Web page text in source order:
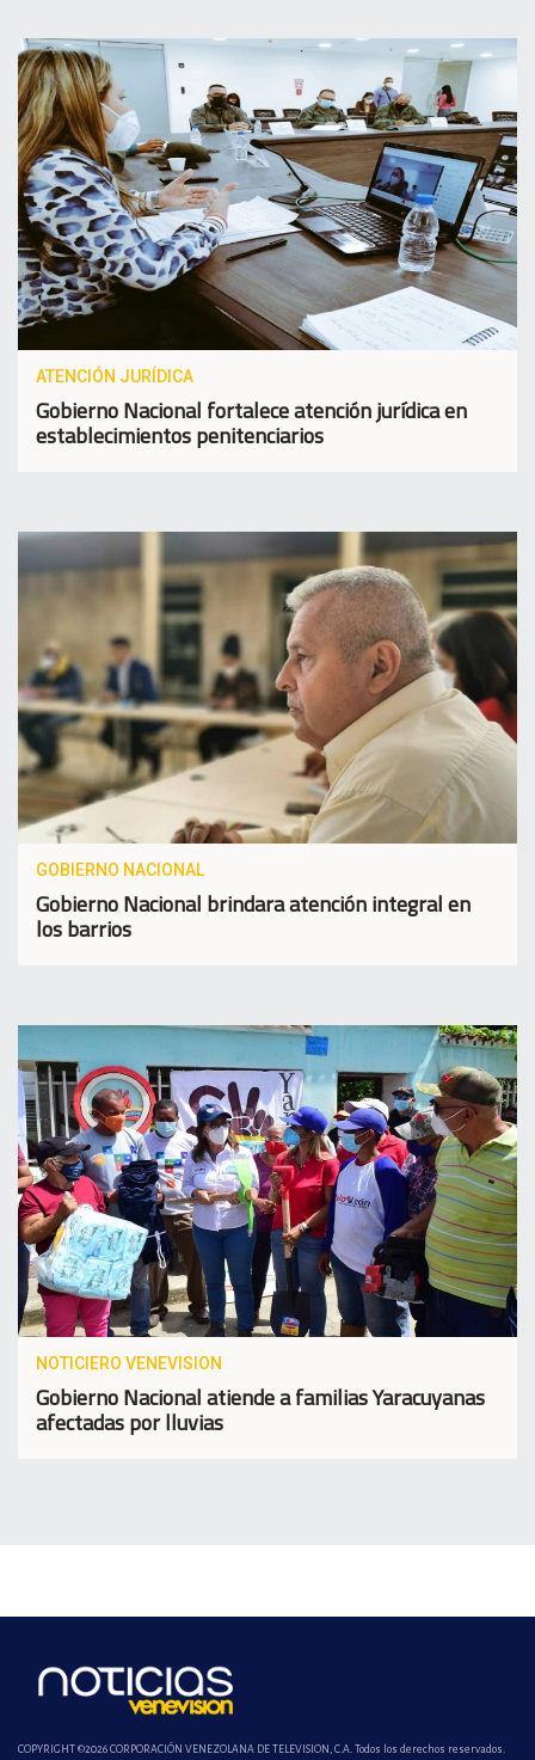
ATENCIÓN JURÍDICA
Gobierno Nacional fortalece atención jurídica en
establecimientos penitenciarios
GOBIERNO NACIONAL
Gobierno Nacional brindara atención integral en
los barrios
NOTICIERO VENEVISION
Gobierno Nacional atiende a familias Yaracuyanas
afectadas por lluvias
COPYRIGHT ©2026 CORPORACIÓN VENEZOLANA DE TELEVISION, C.A. Todos los derechos reservados.